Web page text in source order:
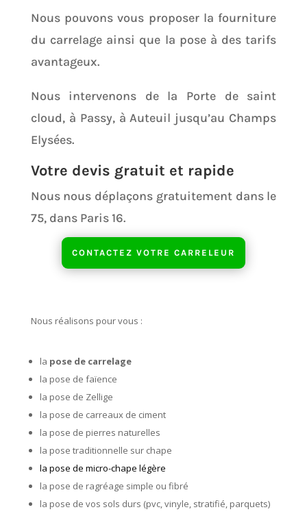
Nous pouvons vous proposer la fourniture
du carrelage ainsi que la pose à des tarifs
avantageux.
Nous intervenons de la Porte de saint
cloud, à Passy, à Auteuil jusqu’au Champs
Elysées.
Votre devis gratuit et rapide
Nous nous déplaçons gratuitement dans le
75, dans Paris 16.
CONTACTEZ VOTRE CARRELEUR
Nous réalisons pour vous :
la pose de carrelage
la pose de faïence
la pose de Zellige
la pose de carreaux de ciment
la pose de pierres naturelles
la pose traditionnelle sur chape
la pose de micro-chape légère
la pose de ragréage simple ou fibré
la pose de vos sols durs (pvc, vinyle, stratifié, parquets)